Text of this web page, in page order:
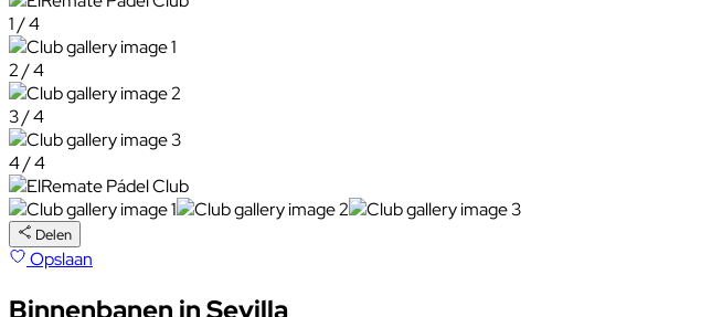
1 / 4
2 / 4
3 / 4
4 / 4
Delen
Opslaan
Binnenbanen in Sevilla